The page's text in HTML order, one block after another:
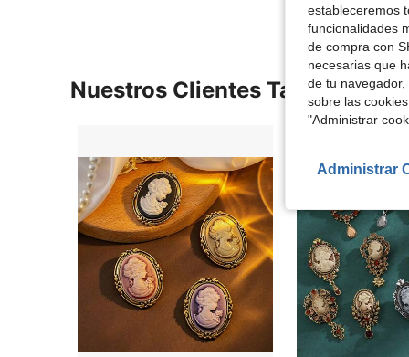
Nuestros Clientes También
estableceremos
funcionalidades
de compra con
necesarias que
de tu
sobre las
"Administrar
Administrar